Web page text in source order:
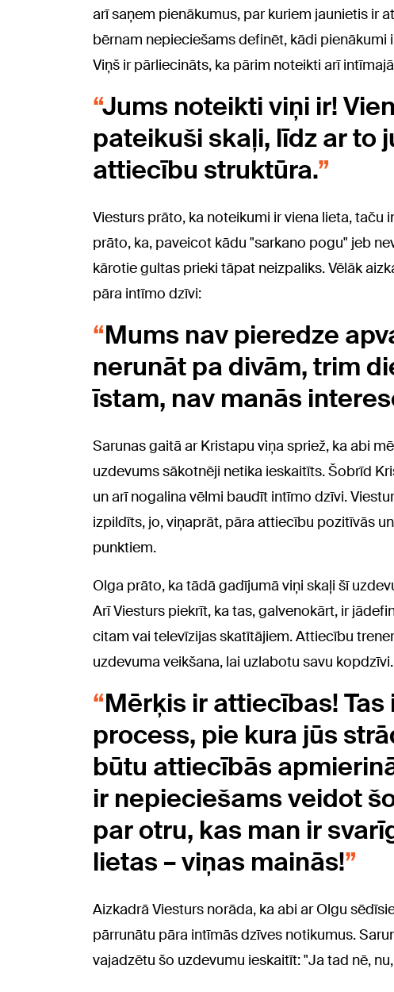
arī saņem pienākumus, par kuriem jaunietis ir
bērnam nepieciešams definēt, kādi
Viņš ir pārliecināts, ka pārim noteikti arī
Jums noteikti viņi ir!
pateikuši skaļi, līdz ar to
attiecību struktūra.
Viesturs prāto, ka noteikumi ir viena lieta, taču
prāto, ka, paveicot kādu "sarkano pogu" jeb
kārotie gultas prieki tāpat neizpaliks. Vēlāk
pāra intīmo dzīvi:
Mums nav pieredze
nerunāt pa divām, trim
īstam, nav manās
Sarunas gaitā ar Kristapu viņa spriež, ka abi
uzdevums sākotnēji netika ieskaitīts. Šobrīd
un arī nogalina vēlmi baudīt intīmo dzīvi.
izpildīts, jo, viņaprāt, pāra attiecību pozitīvās
punktiem.
Olga prāto, ka tādā gadījumā viņi skaļi šī
Arī Viesturs piekrīt, ka tas, galvenokārt, ir
citam vai televīzijas skatītājiem. Attiecību
uzdevuma veikšana, lai uzlabotu savu
Mērķis ir attiecības!
process, pie kura jūs
būtu attiecībās
ir nepieciešams veidot
par otru, kas man ir
lietas – viņas mainās!
Aizkadrā Viesturs norāda, ka abi ar Olgu
pārrunātu pāra intīmās dzīves notikumus.
vajadzētu šo uzdevumu ieskaitīt: "Ja tad nē,